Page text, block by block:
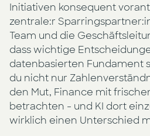
Initiativen konsequent
zentrale:r
Team und die
dass wichtige
datenbasierten Fundament
du nicht nur
den Mut, Finance mit
betrachten - und KI dort
wirklich einen Unterschied